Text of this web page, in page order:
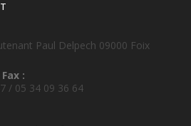
Paul Delpech 09000 Foix
:
/ 05 34 09 36 64